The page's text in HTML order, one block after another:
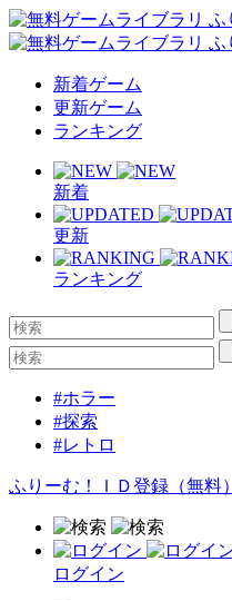
新着ゲーム
更新ゲーム
ランキング
新着
更新
ランキング
#ホラー
#探索
#レトロ
ふりーむ！ＩＤ登録（無料）
ログイン